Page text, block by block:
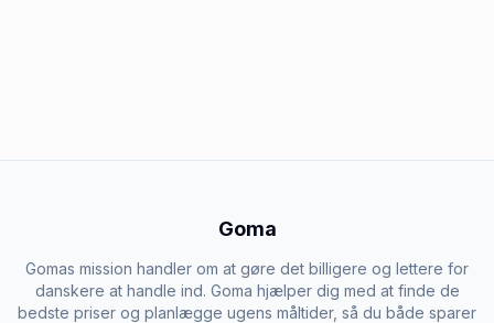
Goma
Gomas mission handler om at gøre det billigere og lettere for
danskere at handle ind. Goma hjælper dig med at finde de
bedste priser og planlægge ugens måltider, så du både sparer